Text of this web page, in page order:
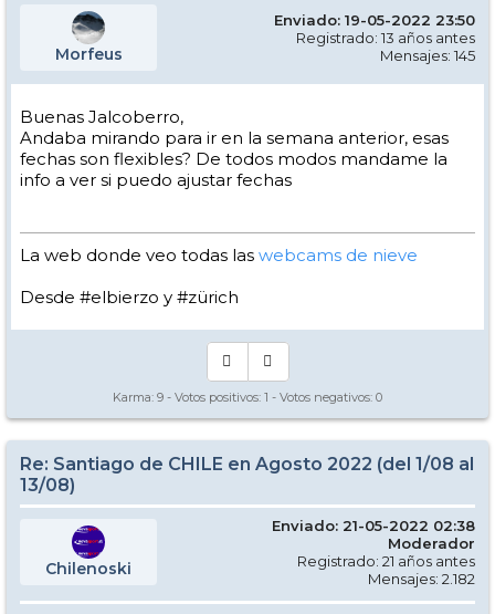
Morfeus
Enviado: 19-05-2022 23:50
Registrado: 13 años antes
Mensajes: 145
Buenas Jalcoberro,
Andaba mirando para ir en la semana anterior, esas
fechas son flexibles? De todos modos mandame la
info a ver si puedo ajustar fechas
La web donde veo todas las webcams de nieve
Desde #elbierzo y #zürich
Karma: 9 - Votos positivos: 1 - Votos negativos: 0
Re: Santiago de CHILE en Agosto 2022 (del 1/08 al
13/08)
Chilenoski
Enviado: 21-05-2022 02:38
Moderador
Registrado: 21 años antes
Mensajes: 2.182